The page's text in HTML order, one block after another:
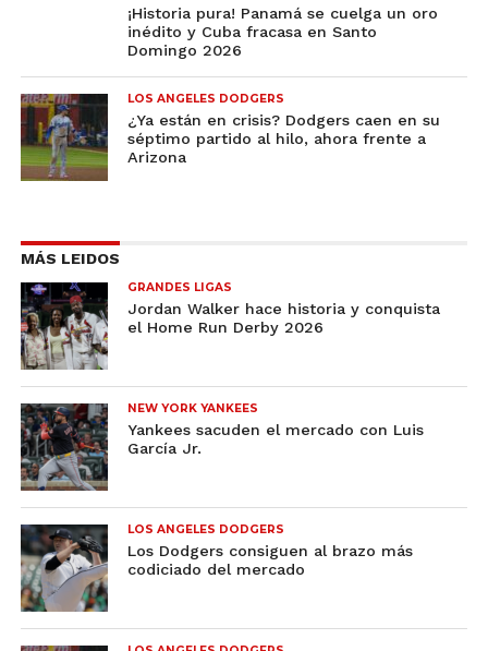
¡Historia pura! Panamá se cuelga un oro
inédito y Cuba fracasa en Santo
Domingo 2026
LOS ANGELES DODGERS
¿Ya están en crisis? Dodgers caen en su
séptimo partido al hilo, ahora frente a
Arizona
MÁS LEIDOS
GRANDES LIGAS
Jordan Walker hace historia y conquista
el Home Run Derby 2026
NEW YORK YANKEES
Yankees sacuden el mercado con Luis
García Jr.
LOS ANGELES DODGERS
Los Dodgers consiguen al brazo más
codiciado del mercado